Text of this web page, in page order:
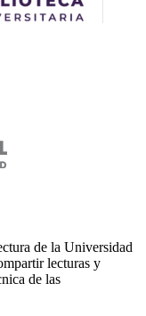
de la Universidad
lecturas y
de las